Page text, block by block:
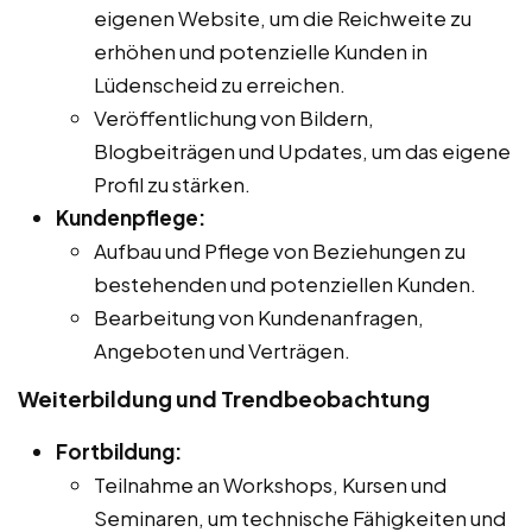
eigenen Website, um die Reichweite zu
erhöhen und potenzielle Kunden in
Lüdenscheid zu erreichen.
Veröffentlichung von Bildern,
Blogbeiträgen und Updates, um das eigene
Profil zu stärken.
Kundenpflege:
Aufbau und Pflege von Beziehungen zu
bestehenden und potenziellen Kunden.
Bearbeitung von Kundenanfragen,
Angeboten und Verträgen.
Weiterbildung und Trendbeobachtung
Fortbildung:
Teilnahme an Workshops, Kursen und
Seminaren, um technische Fähigkeiten und